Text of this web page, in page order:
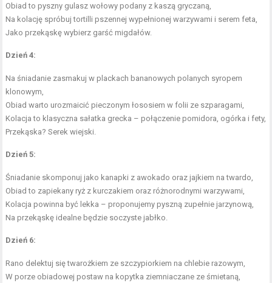
Obiad to pyszny gulasz wołowy podany z kaszą gryczaną,
Na kolację spróbuj tortilli pszennej wypełnionej warzywami i serem feta,
Jako przekąskę wybierz garść migdałów.
Dzień 4:
Na śniadanie zasmakuj w plackach bananowych polanych syropem
klonowym,
Obiad warto urozmaicić pieczonym łososiem w folii ze szparagami,
Kolacja to klasyczna sałatka grecka – połączenie pomidora, ogórka i fety,
Przekąska? Serek wiejski.
Dzień 5:
Śniadanie skomponuj jako kanapki z awokado oraz jajkiem na twardo,
Obiad to zapiekany ryż z kurczakiem oraz różnorodnymi warzywami,
Kolacja powinna być lekka – proponujemy pyszną zupełnie jarzynową,
Na przekąskę idealne będzie soczyste jabłko.
Dzień 6:
Rano delektuj się twarożkiem ze szczypiorkiem na chlebie razowym,
W porze obiadowej postaw na kopytka ziemniaczane ze śmietaną,